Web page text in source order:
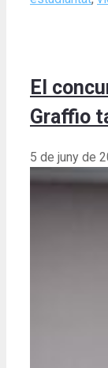
El
Graffio
5 de juny de